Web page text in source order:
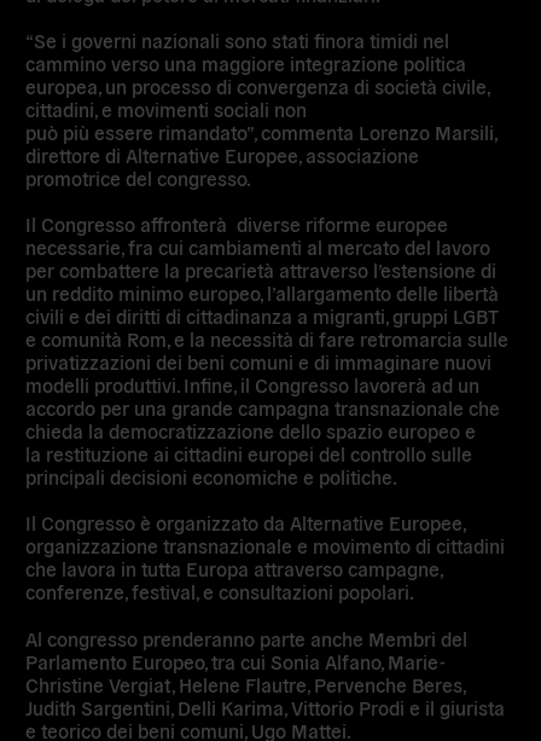
“Se i governi nazionali sono stati finora timidi nel
cammino verso una maggiore integrazione politica
europea, un processo di convergenza di società civile,
cittadini, e movimenti sociali non
può più essere rimandato”, commenta Lorenzo Marsili,
direttore di Alternative Europee, associazione
promotrice del congresso.
Il Congresso affronterà diverse riforme europee
necessarie, fra cui cambiamenti al mercato del lavoro
per combattere la precarietà attraverso l’estensione di
un reddito minimo europeo, l’allargamento delle libertà
civili e dei diritti di cittadinanza a migranti, gruppi LGBT
e comunità Rom, e la necessità di fare retromarcia sulle
privatizzazioni dei beni comuni e di immaginare nuovi
modelli produttivi. Infine, il Congresso lavorerà ad un
accordo per una grande campagna transnazionale che
chieda la democratizzazione dello spazio europeo e
la restituzione ai cittadini europei del controllo sulle
principali decisioni economiche e politiche.
Il Congresso è organizzato da Alternative Europee,
organizzazione transnazionale e movimento di cittadini
che lavora in tutta Europa attraverso campagne,
conferenze, festival, e consultazioni popolari.
Al congresso prenderanno parte anche Membri del
Parlamento Europeo, tra cui Sonia Alfano, Marie-
Christine Vergiat, Helene Flautre, Pervenche Beres,
Judith Sargentini, Delli Karima, Vittorio Prodi e il giurista
e teorico dei beni comuni, Ugo Mattei.